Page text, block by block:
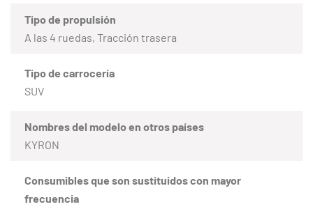
Tipo de propulsión
A las 4 ruedas, Tracción trasera
Tipo de carrocería
SUV
Nombres del modelo en otros países
KYRON
Consumibles que son sustituidos con mayor
frecuencia